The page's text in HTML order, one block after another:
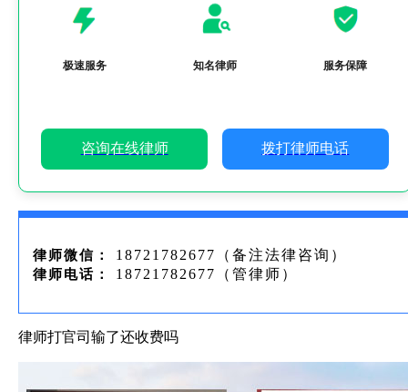
极速服务 知名律师 服务保障
咨询在线律师 拨打律师电话
律师微信： 18721782677（备注法律咨询）
律师电话： 18721782677（管律师）
律师打官司输了还收费吗